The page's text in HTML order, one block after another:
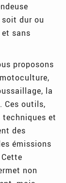
dur ou
sans
proposons
la
Ces outils,
techniques et
des
émissions
non